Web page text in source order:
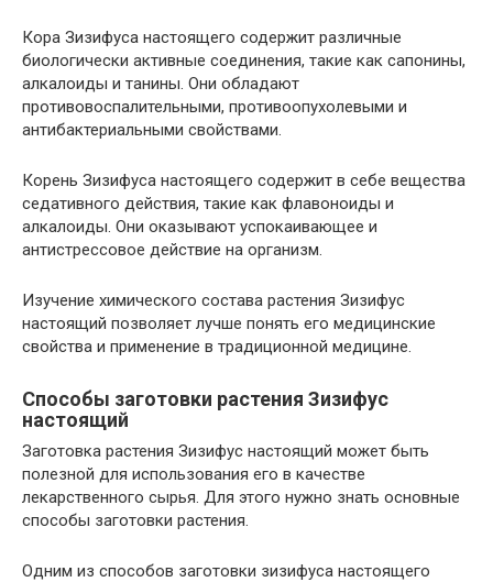
Кора Зизифуса настоящего содержит различные
биологически активные соединения, такие как сапонины,
алкалоиды и танины. Они обладают
противовоспалительными, противоопухолевыми и
антибактериальными свойствами.
Корень Зизифуса настоящего содержит в себе вещества
седативного действия, такие как флавоноиды и
алкалоиды. Они оказывают успокаивающее и
антистрессовое действие на организм.
Изучение химического состава растения Зизифус
настоящий позволяет лучше понять его медицинские
свойства и применение в традиционной медицине.
Способы заготовки растения Зизифус
настоящий
Заготовка растения Зизифус настоящий может быть
полезной для использования его в качестве
лекарственного сырья. Для этого нужно знать основные
способы заготовки растения.
Одним из способов заготовки зизифуса настоящего